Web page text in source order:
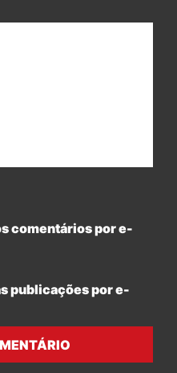
comentários por e-
publicações por e-